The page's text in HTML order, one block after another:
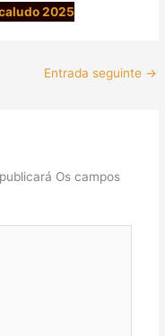
2025
Entrada seguinte →
Os campos